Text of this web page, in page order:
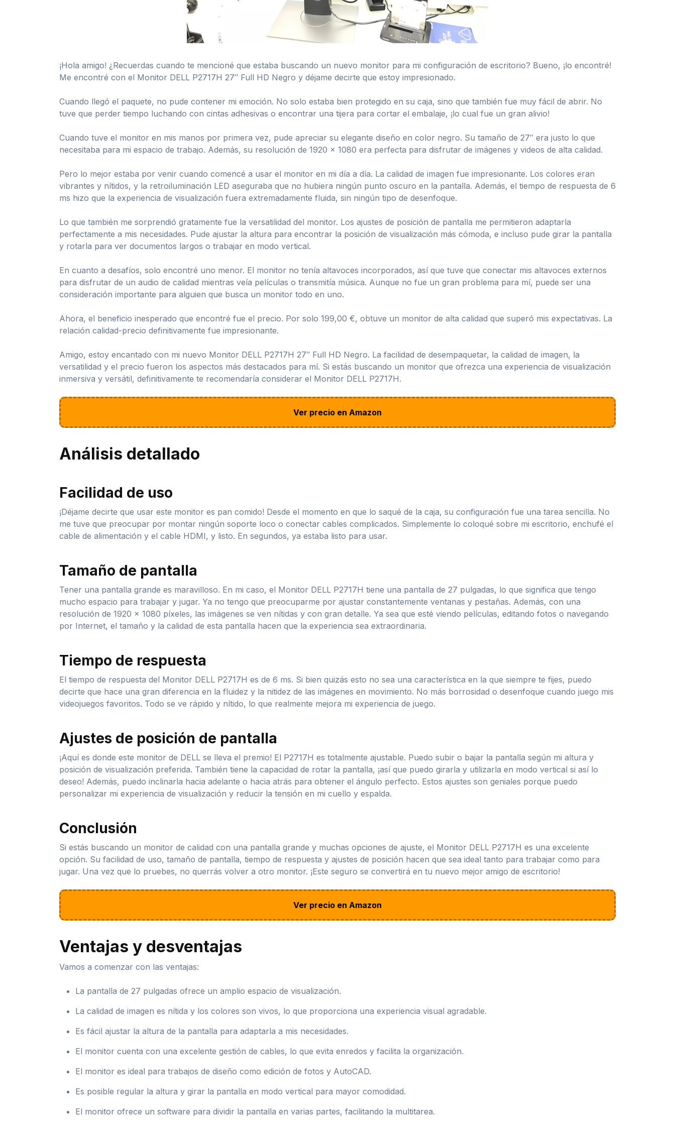
¡Hola amigo! ¿Recuerdas cuando te mencioné que estaba buscando un nuevo monitor para mi configuración de escritorio? Bueno, ¡lo encontré!
Me encontré con el Monitor DELL P2717H 27″ Full HD Negro y déjame decirte que estoy impresionado.
Cuando llegó el paquete, no pude contener mi emoción. No solo estaba bien protegido en su caja, sino que también fue muy fácil de abrir. No
tuve que perder tiempo luchando con cintas adhesivas o encontrar una tijera para cortar el embalaje, ¡lo cual fue un gran alivio!
Cuando tuve el monitor en mis manos por primera vez, pude apreciar su elegante diseño en color negro. Su tamaño de 27″ era justo lo que
necesitaba para mi espacio de trabajo. Además, su resolución de 1920 x 1080 era perfecta para disfrutar de imágenes y videos de alta calidad.
Pero lo mejor estaba por venir cuando comencé a usar el monitor en mi día a día. La calidad de imagen fue impresionante. Los colores eran
vibrantes y nítidos, y la retroiluminación LED aseguraba que no hubiera ningún punto oscuro en la pantalla. Además, el tiempo de respuesta de 6
ms hizo que la experiencia de visualización fuera extremadamente fluida, sin ningún tipo de desenfoque.
Lo que también me sorprendió gratamente fue la versatilidad del monitor. Los ajustes de posición de pantalla me permitieron adaptarla
perfectamente a mis necesidades. Pude ajustar la altura para encontrar la posición de visualización más cómoda, e incluso pude girar la pantalla
y rotarla para ver documentos largos o trabajar en modo vertical.
En cuanto a desafíos, solo encontré uno menor. El monitor no tenía altavoces incorporados, así que tuve que conectar mis altavoces externos
para disfrutar de un audio de calidad mientras veía películas o transmitía música. Aunque no fue un gran problema para mí, puede ser una
consideración importante para alguien que busca un monitor todo en uno.
Ahora, el beneficio inesperado que encontré fue el precio. Por solo 199,00 €, obtuve un monitor de alta calidad que superó mis expectativas. La
relación calidad-precio definitivamente fue impresionante.
Amigo, estoy encantado con mi nuevo Monitor DELL P2717H 27″ Full HD Negro. La facilidad de desempaquetar, la calidad de imagen, la
versatilidad y el precio fueron los aspectos más destacados para mí. Si estás buscando un monitor que ofrezca una experiencia de visualización
inmersiva y versátil, definitivamente te recomendaría considerar el Monitor DELL P2717H.
Ver precio en Amazon
Análisis detallado
Facilidad de uso
¡Déjame decirte que usar este monitor es pan comido! Desde el momento en que lo saqué de la caja, su configuración fue una tarea sencilla. No
me tuve que preocupar por montar ningún soporte loco o conectar cables complicados. Simplemente lo coloqué sobre mi escritorio, enchufé el
cable de alimentación y el cable HDMI, y listo. En segundos, ya estaba listo para usar.
Tamaño de pantalla
Tener una pantalla grande es maravilloso. En mi caso, el Monitor DELL P2717H tiene una pantalla de 27 pulgadas, lo que significa que tengo
mucho espacio para trabajar y jugar. Ya no tengo que preocuparme por ajustar constantemente ventanas y pestañas. Además, con una
resolución de 1920 x 1080 píxeles, las imágenes se ven nítidas y con gran detalle. Ya sea que esté viendo películas, editando fotos o navegando
por Internet, el tamaño y la calidad de esta pantalla hacen que la experiencia sea extraordinaria.
Tiempo de respuesta
El tiempo de respuesta del Monitor DELL P2717H es de 6 ms. Si bien quizás esto no sea una característica en la que siempre te fijes, puedo
decirte que hace una gran diferencia en la fluidez y la nitidez de las imágenes en movimiento. No más borrosidad o desenfoque cuando juego mis
videojuegos favoritos. Todo se ve rápido y nítido, lo que realmente mejora mi experiencia de juego.
Ajustes de posición de pantalla
¡Aquí es donde este monitor de DELL se lleva el premio! El P2717H es totalmente ajustable. Puedo subir o bajar la pantalla según mi altura y
posición de visualización preferida. También tiene la capacidad de rotar la pantalla, ¡así que puedo girarla y utilizarla en modo vertical si así lo
deseo! Además, puedo inclinarla hacia adelante o hacia atrás para obtener el ángulo perfecto. Estos ajustes son geniales porque puedo
personalizar mi experiencia de visualización y reducir la tensión en mi cuello y espalda.
Conclusión
Si estás buscando un monitor de calidad con una pantalla grande y muchas opciones de ajuste, el Monitor DELL P2717H es una excelente
opción. Su facilidad de uso, tamaño de pantalla, tiempo de respuesta y ajustes de posición hacen que sea ideal tanto para trabajar como para
jugar. Una vez que lo pruebes, no querrás volver a otro monitor. ¡Este seguro se convertirá en tu nuevo mejor amigo de escritorio!
Ver precio en Amazon
Ventajas y desventajas
Vamos a comenzar con las ventajas:
La pantalla de 27 pulgadas ofrece un amplio espacio de visualización.
La calidad de imagen es nítida y los colores son vivos, lo que proporciona una experiencia visual agradable.
Es fácil ajustar la altura de la pantalla para adaptarla a mis necesidades.
El monitor cuenta con una excelente gestión de cables, lo que evita enredos y facilita la organización.
El monitor es ideal para trabajos de diseño como edición de fotos y AutoCAD.
Es posible regular la altura y girar la pantalla en modo vertical para mayor comodidad.
El monitor ofrece un software para dividir la pantalla en varias partes, facilitando la multitarea.